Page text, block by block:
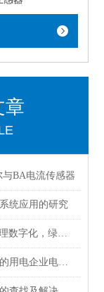
章
BA电流传感器
统应用的研究
安科瑞Acrel-NT能碳管理数字化，绿色工厂申报无忧
浅谈基于实时数据采集的用电企业电能管理系统设计与应用